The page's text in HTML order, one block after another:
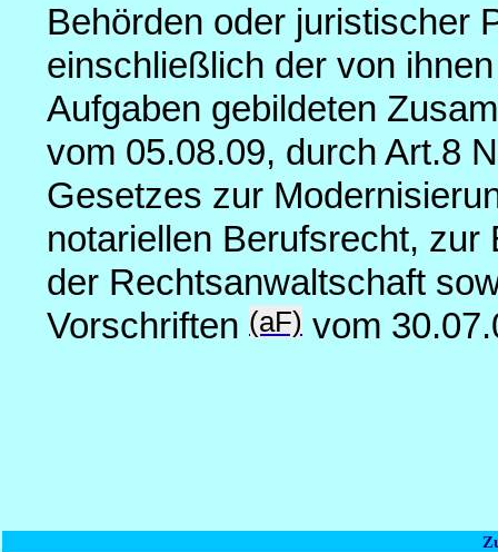
Behörden oder juristischer
einschließlich der von
Aufgaben gebildeten
vom 05.08.09, durch Art.8
Gesetzes zur
notariellen Berufsrecht,
der Rechtsanwaltschaft
Vorschriften (aF) vom